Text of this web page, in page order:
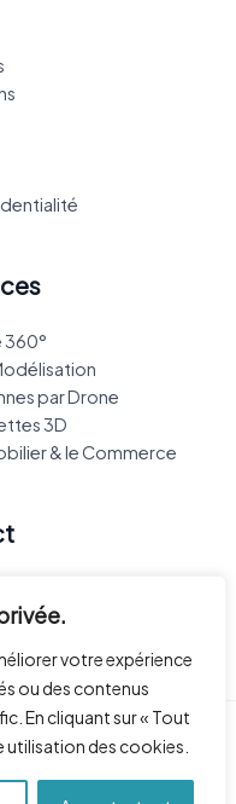
votre expérience
ou des contenus
En cliquant sur « Tout
utilisation des cookies.
360°
par Drone
3D
& le Commerce